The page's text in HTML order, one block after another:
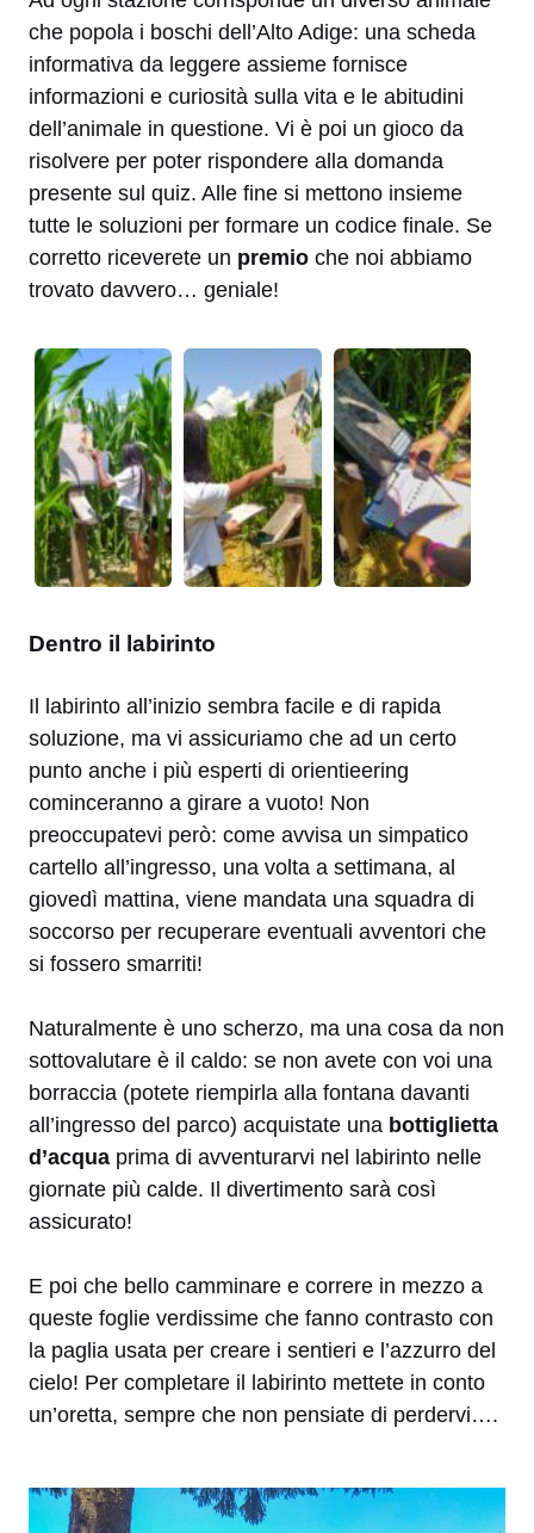
che popola i boschi dell’Alto Adige: una scheda
informativa da leggere assieme fornisce
informazioni e curiosità sulla vita e le abitudini
dell’animale in questione. Vi è poi un gioco da
risolvere per poter rispondere alla domanda
presente sul quiz. Alle fine si mettono insieme
tutte le soluzioni per formare un codice finale. Se
corretto riceverete un premio che noi abbiamo
trovato davvero… geniale!
Dentro il labirinto
Il labirinto all’inizio sembra facile e di rapida
soluzione, ma vi assicuriamo che ad un certo
punto anche i più esperti di orientieering
cominceranno a girare a vuoto! Non
preoccupatevi però: come avvisa un simpatico
cartello all’ingresso, una volta a settimana, al
giovedì mattina, viene mandata una squadra di
soccorso per recuperare eventuali avventori che
si fossero smarriti!
Naturalmente è uno scherzo, ma una cosa da non
sottovalutare è il caldo: se non avete con voi una
borraccia (potete riempirla alla fontana davanti
all’ingresso del parco) acquistate una bottiglietta
d’acqua prima di avventurarvi nel labirinto nelle
giornate più calde. Il divertimento sarà così
assicurato!
E poi che bello camminare e correre in mezzo a
queste foglie verdissime che fanno contrasto con
la paglia usata per creare i sentieri e l’azzurro del
cielo! Per completare il labirinto mettete in conto
un’oretta, sempre che non pensiate di perdervi….